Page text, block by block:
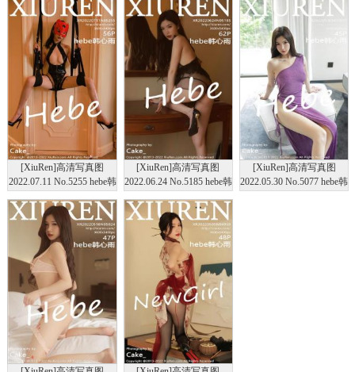
[XiuRen]高清写真图
2022.07.11 No.5255 hebe韩
[XiuRen]高清写真图
2022.06.24 No.5185 hebe韩
[XiuRen]高清写真图
2022.05.30 No.5077 hebe韩